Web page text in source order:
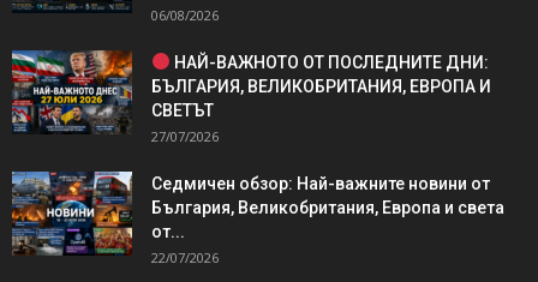
06/08/2026
НАЙ-ВАЖНОТО ОТ ПОСЛЕДНИТЕ ДНИ:
БЪЛГАРИЯ, ВЕЛИКОБРИТАНИЯ, ЕВРОПА И
СВЕТЪТ
27/07/2026
Седмичен обзор: Най-важните новини от
България, Великобритания, Европа и света
от...
22/07/2026